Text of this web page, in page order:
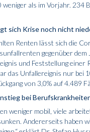
weniger als im Vorjahr. 234
sich Krise noch nicht
Renten lässt sich die
gegenüber
und Feststellung
das Unfallereignis nur bei
von 3,0% auf 4.489
bei
weniger mobil, viele
Andererseits haben